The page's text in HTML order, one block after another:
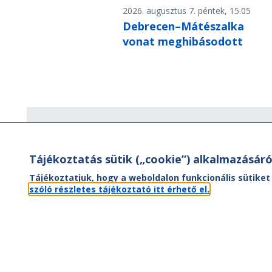
2026. augusztus 7. péntek, 15.05
Debrecen–Mátészalka
vonat meghibásodott
Hírlevelünk segítségével értesülhet
aktuális híreinkről, utazási
valamint az Önt érintő
menetrendváltozásokról.
Tájékoztatás sütik („cookie”)
Tájékoztatjuk, hogy a weboldalon funkcionális
szóló részletes tájékoztató itt érhető el.